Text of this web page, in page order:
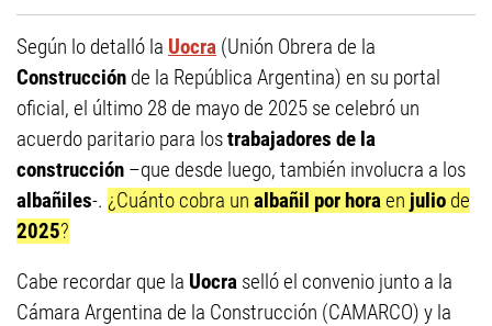
Según lo detalló la Uocra (Unión Obrera de la
Construcción de la República Argentina) en su portal
oficial, el último 28 de mayo de 2025 se celebró un
acuerdo paritario para lostrabajadores de la
construcción –que desde luego, también involucra a los
albañiles-. ¿Cuánto cobra un albañil por horaen julio de
2025?
Cabe recordar que la Uocra selló el convenio junto a la
Cámara Argentina de la Construcción (CAMARCO) y la